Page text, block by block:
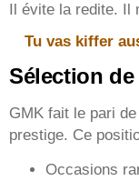
Il évite la redite.
Tu vas kiffer
Sélection
GMK fait le pari
prestige. Ce
Occasions